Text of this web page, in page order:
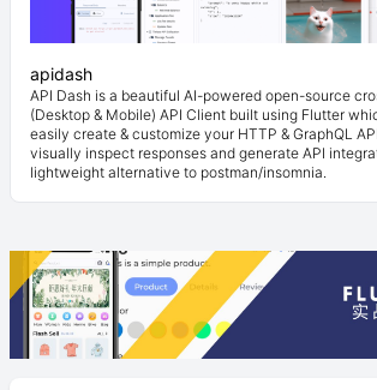
apidash
API Dash is a beautiful AI-powered open-source
(Desktop & Mobile) API Client built using Flutter
easily create & customize your HTTP & GraphQL
visually inspect responses and generate API
lightweight alternative to postman/insomnia.